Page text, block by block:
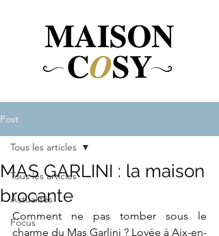
Post
Tous les articles
Actualités
Focus
Tous les articles
MAS GARLINI : la maison
brocante
Comment ne pas tomber sous le
charme du Mas Garlini ? Lovée à Aix-en-